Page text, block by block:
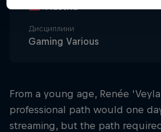
Austria
Дисциплини
Gaming Various
From a young age, Renée
professional path would one
streaming, but the path